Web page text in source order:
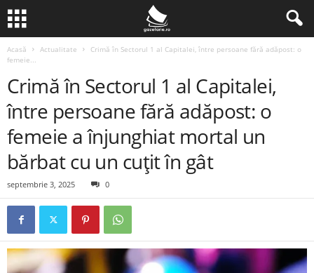
Acasă Actualitate
Crimă în Sectorul 1 al Capitalei, între persoane fără adăpost: o
femeie...
Crimă în Sectorul 1 al Capitalei,
între persoane fără adăpost: o
femeie a înjunghiat mortal un
bărbat cu un cuțit în gât
septembrie 3, 2025 0